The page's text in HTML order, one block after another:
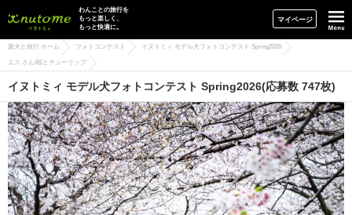
イヌトミィ
わんことの旅行を
もっと楽しく、
もっと快適に。
マイページ
愛犬と旅行 ホーム フォトコンテスト イヌトミィ モデル犬フォトコンテスト Spring2026
エス さん/桜とチューリップ
イヌトミィ モデル犬フォトコンテスト Spring2026(応募数 747枚)